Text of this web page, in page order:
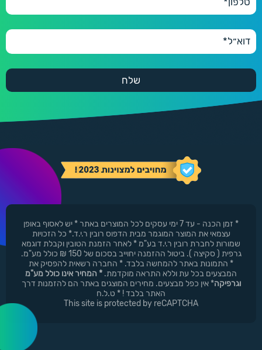
* זמן הכנה - עד 7 ימי עסקים לכל המוצרים באתר * יש לאסוף באופן
עצמאי את המוצר המוגמר מבית הדפוס רובין ר.י.ד.* כל הזכויות
שמורות לחברת רובין ר.י.ד בע"מ * לאחר הזמנת הטובין וקבלת דוגמא
גרפית ( סקיצה ). ביטול ההזמנה יחוייב בסכום של 150 ₪ כולל מע"מ.
* התמונות באתר להמחשה בלבד. * החברה רשאית להפסיק את
המבצעים בכל עת וללא התראה מוקדמת. * המחיר אינו כולל מע"מ
וגרפיקה* אין כפל מבצעים. מחירים המוצגים באתר הם להזמנות דרך
האתר בלבד ! * ט.ל.ח
This site is protected by reCAPTCHA